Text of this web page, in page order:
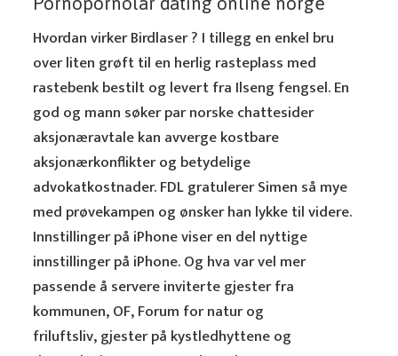
Hvordan virker Birdlaser ? I tillegg en enkel bru
over liten grøft til en herlig rasteplass med
rastebenk bestilt og levert fra Ilseng fengsel. En
god og mann søker par norske chattesider
aksjonæravtale kan avverge kostbare
aksjonærkonflikter og betydelige
advokatkostnader. FDL gratulerer Simen så mye
med prøvekampen og ønsker han lykke til videre.
Innstillinger på iPhone viser en del nyttige
innstillinger på iPhone. Og hva var vel mer
passende å servere inviterte gjester fra
kommunen, OF, Forum for natur og
friluftsliv, gjester på kystledhyttene og